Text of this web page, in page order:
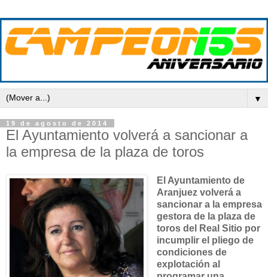
▼
19 de agosto de 2014
El Ayuntamiento volverá a sancionar a
la empresa de la plaza de toros
El Ayuntamiento de
Aranjuez volverá a
sancionar a la empresa
gestora de la plaza de
toros del Real Sitio por
incumplir el pliego de
condiciones de
explotación al